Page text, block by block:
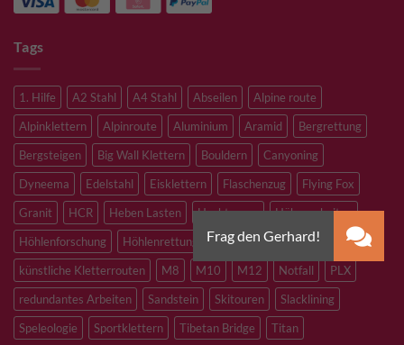
Tags
1. Hilfe A2 Stahl A4 Stahl Abseilen
Alpine route
Alpinklettern
Alpinroute Aluminium Aramid
Bergrettung
Bergsteigen
Big Wall Klettern Bouldern
Canyoning
Dyneema
Edelstahl Eisklettern Flaschenzug
Flying Fox
Granit
HCR Heben Lasten Hochtouren
Höhenarbeiten
Höhlenforschung
Höhlenrettung Inox Kevlar
Kletterhalle
künstliche Kletterrouten
M8 M10 M12 Notfall
PLX
redundantes Arbeiten
Sandstein Skitouren
Slacklining
Speleologie
Sportklettern Tibetan Bridge
Titan